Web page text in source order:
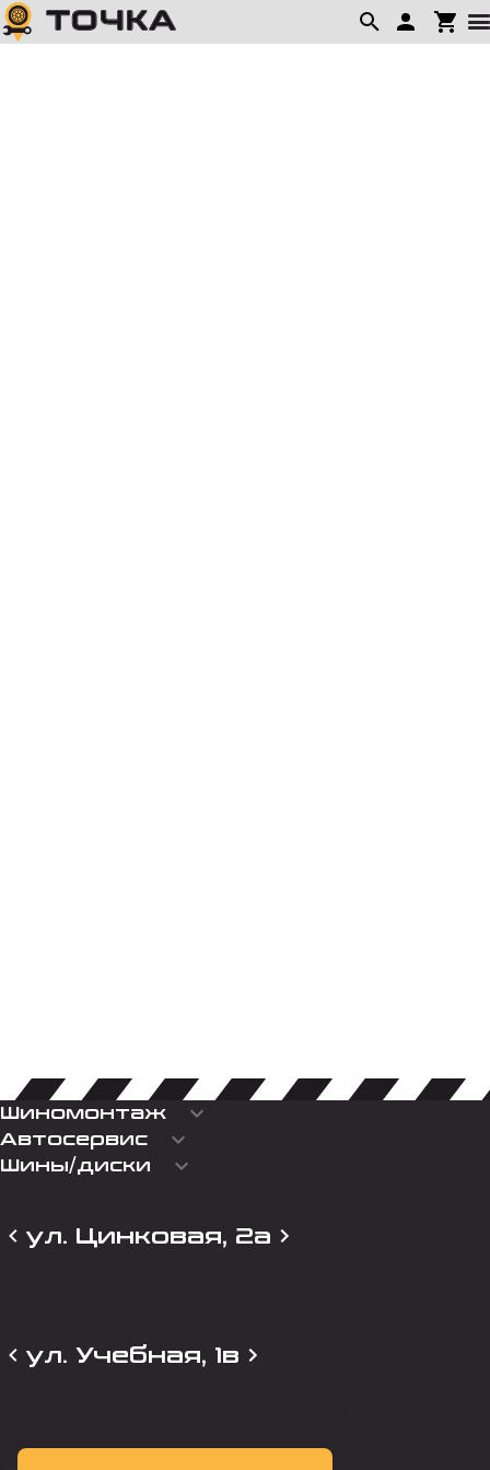
Шиномонтаж keyboard_arrow_down
Автосервис keyboard_arrow_down
Шины/диски keyboard_arrow_down
ул. Цинковая, 2а
ул. Учебная, 1в